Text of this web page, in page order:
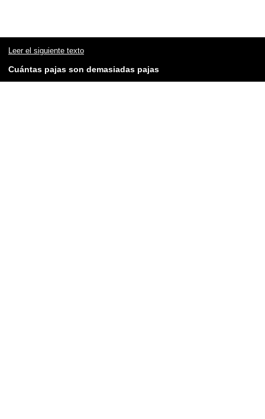
Leer el siguiente texto
Cuántas pajas son demasiadas pajas